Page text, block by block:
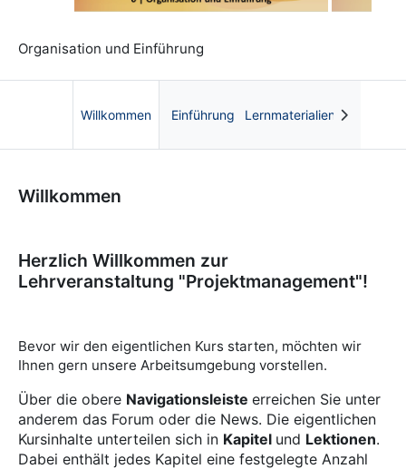
Organisation und Einführung
Willkommen Einführung Lernmaterialien
Willkommen
Herzlich Willkommen zur
Lehrveranstaltung "Projektmanagement"!
Bevor wir den eigentlichen Kurs starten, möchten wir
Ihnen gern unsere Arbeitsumgebung vorstellen.
Über die obere Navigationsleiste erreichen Sie unter
anderem das Forum oder die News. Die eigentlichen
Kursinhalte unterteilen sich in Kapitel und Lektionen.
Dabei enthält jedes Kapitel eine festgelegte Anzahl